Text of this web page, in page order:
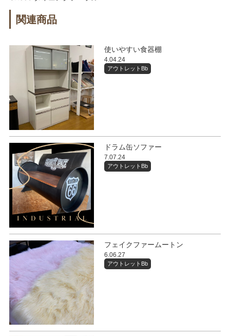
関連商品
使いやすい食器棚
4.04.24
アウトレットBb
ドラム缶ソファー
7.07.24
アウトレットBb
フェイクファームートン
6.06.27
アウトレットBb